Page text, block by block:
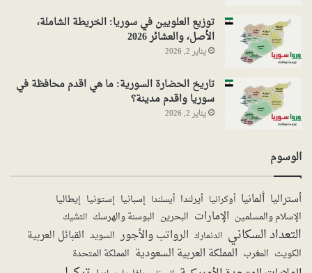
توزيع العلويين في سوريا: الخريطة الشاملة،
الأصل، والعشائر 2026
يناير 2, 2026
تاريخ الحضارة السورية: ما هي اقدم محافظة في
سوريا واقدم مدينة؟
يناير 2, 2026
الوسوم
أستراليا ألمانيا أوكرانيا أيرلندا أيسلندا إسبانيا إستونيا إيطاليا
الإسلام والمسلمين الإمارات البحرين البوسنة والهرسك التشيك
التعداد السكاني الدنمارك الرواتب والأجور السويد القبائل العربية
الكويت المغرب المملكة العربية السعودية المملكة المتحدة